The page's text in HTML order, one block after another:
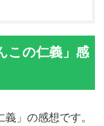
この仁義」感
」の感想です。